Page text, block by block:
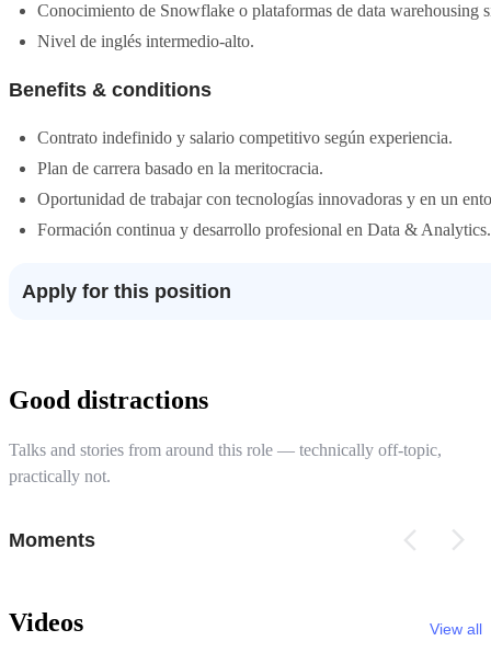
Conocimiento de Snowflake o plataformas de data warehousing
Nivel de inglés intermedio-alto.
Benefits & conditions
Contrato indefinido y salario competitivo según experiencia.
Plan de carrera basado en la meritocracia.
Oportunidad de trabajar con tecnologías innovadoras y en un
Formación continua y desarrollo profesional en Data & Analytics.
Apply for this position
Good distractions
Talks and stories from around this role — technically off-topic,
practically not.
Moments
Videos View all